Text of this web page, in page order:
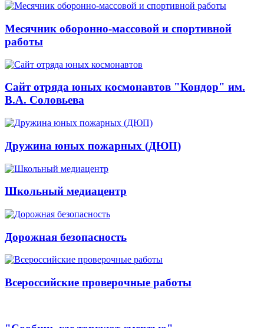
Месячник оборонно-массовой и спортивной
работы
Сайт отряда юных космонавтов "Кондор" им.
В.А. Соловьева
Дружина юных пожарных (ДЮП)
Школьный медиацентр
Дорожная безопасность
Всероссийские проверочные работы